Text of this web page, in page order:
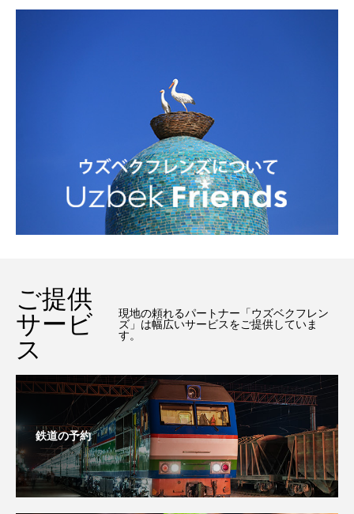
ご提供
サービ
ス
現地の頼れるパートナー「ウズベクフレン
ズ」は幅広いサービスをご提供していま
す。
鉄道の予約